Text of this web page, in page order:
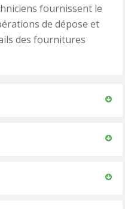
fournissent le
de dépose et
des fournitures